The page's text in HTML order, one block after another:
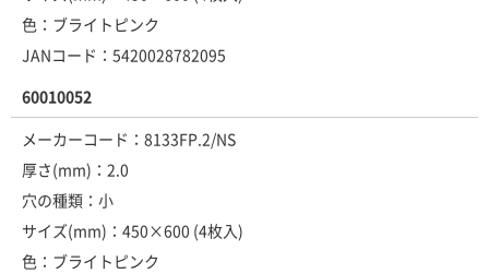
色：ブライトピンク
JANコード：5420028782095
60010052
メーカーコード：8133FP.2/NS
厚さ(mm)：2.0
穴の種類：小
サイズ(mm)：450×600 (4枚入)
色：ブライトピンク